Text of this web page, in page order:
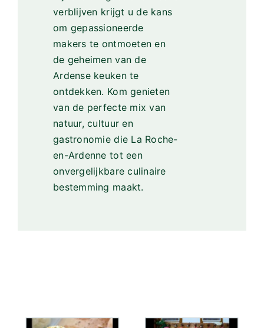
verblijven krijgt u de kans
om gepassioneerde
makers te ontmoeten en
de geheimen van de
Ardense keuken te
ontdekken. Kom genieten
van de perfecte mix van
natuur, cultuur en
gastronomie die La Roche-
en-Ardenne tot een
onvergelijkbare culinaire
bestemming maakt.